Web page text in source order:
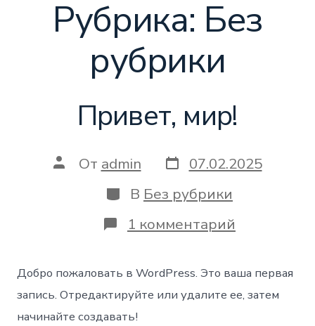
Рубрика: Без
рубрики
Привет, мир!
Автор
записи
От admin Дата
записи
07.02.2025
Категории
В Без рубрики
1 комментарий
записи
Добро пожаловать в WordPress. Это ваша первая
запись. Отредактируйте или удалите ее, затем
начинайте создавать!